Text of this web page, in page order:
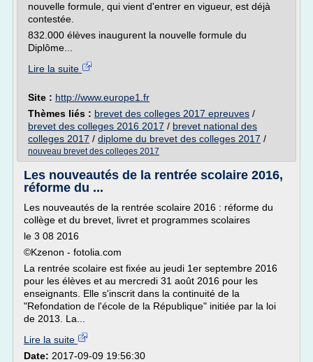
nouvelle formule, qui vient d'entrer en vigueur, est déjà
contestée.
832.000 élèves inaugurent la nouvelle formule du
Diplôme...
Lire la suite
Site : http://www.europe1.fr
Thèmes liés : brevet des colleges 2017 epreuves /
brevet des colleges 2016 2017 / brevet national des
colleges 2017 / diplome du brevet des colleges 2017 /
nouveau brevet des colleges 2017
Les nouveautés de la rentrée scolaire 2016,
réforme du ...
Les nouveautés de la rentrée scolaire 2016 : réforme du
collège et du brevet, livret et programmes scolaires
le 3 08 2016
©Kzenon - fotolia.com
La rentrée scolaire est fixée au jeudi 1er septembre 2016
pour les élèves et au mercredi 31 août 2016 pour les
enseignants. Elle s'inscrit dans la continuité de la
"Refondation de l'école de la République" initiée par la loi
de 2013. La...
Lire la suite
Date: 2017-09-09 19:56:30